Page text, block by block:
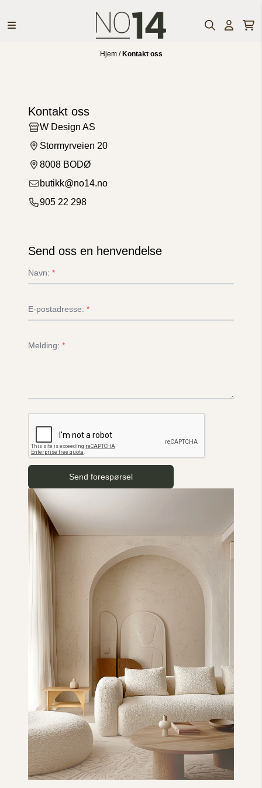
Hjem /Kontakt oss
Kontakt oss
W Design AS
Stormyrveien 20
8008 BODØ
butikk@no14.no
905 22 298
Send oss en henvendelse
Navn: *
E-postadresse: *
Melding: *
Send forespørsel